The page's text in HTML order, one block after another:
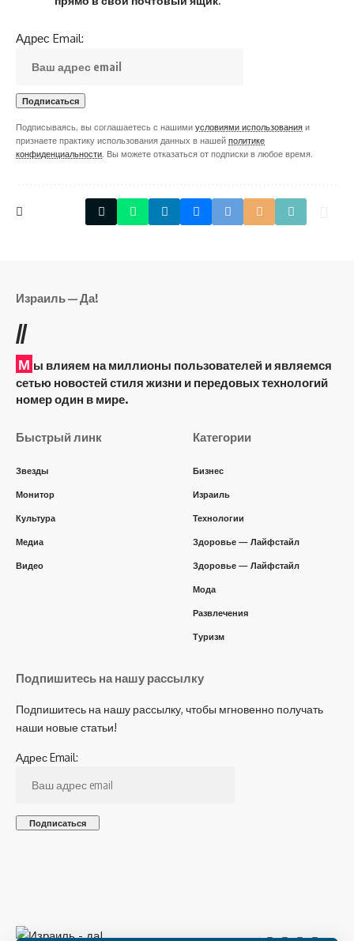
Адрес Email:
Подписываясь, вы соглашаетесь с нашими условиями использования и
признаете практику использования данных в нашей политике
конфиденциальности . Вы можете отказаться от подписки в любое время.
Израиль — Да!
//
М ы влияем на миллионы пользователей и являемся
сетью новостей стиля жизни и передовых технологий
номер один в мире.
Быстрый линк
Звезды
Монитор
Культура
Медиа
Видео
Категории
Бизнес
Израиль
Технологии
Здоровье — Лайфстайл
Здоровье — Лайфстайл
Мода
Развлечения
Туризм
Подпишитесь на нашу рассылку
Подпишитесь на нашу рассылку, чтобы мгновенно получать
наши новые статьи!
Адрес Email: